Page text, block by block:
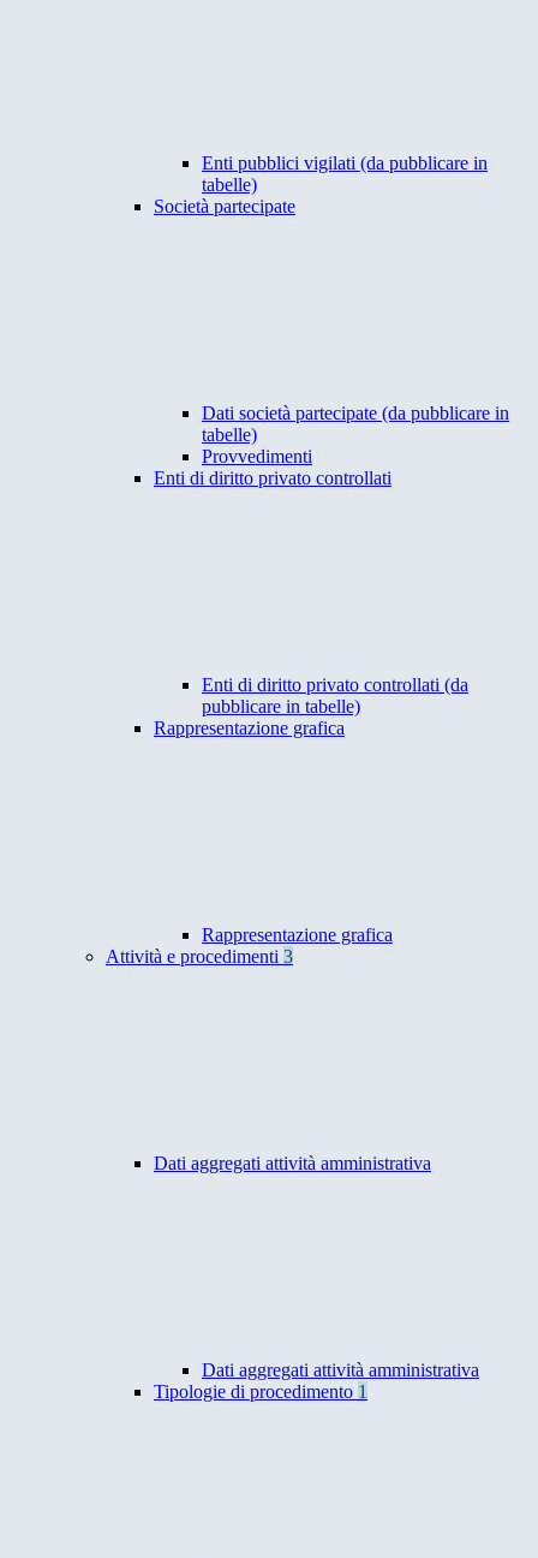
Enti pubblici vigilati (da pubblicare in
tabelle)
Società partecipate
Dati società partecipate (da pubblicare in
tabelle)
Provvedimenti
Enti di diritto privato controllati
Enti di diritto privato controllati (da
pubblicare in tabelle)
Rappresentazione grafica
Rappresentazione grafica
Attività e procedimenti 3
Dati aggregati attività amministrativa
Dati aggregati attività amministrativa
Tipologie di procedimento 1